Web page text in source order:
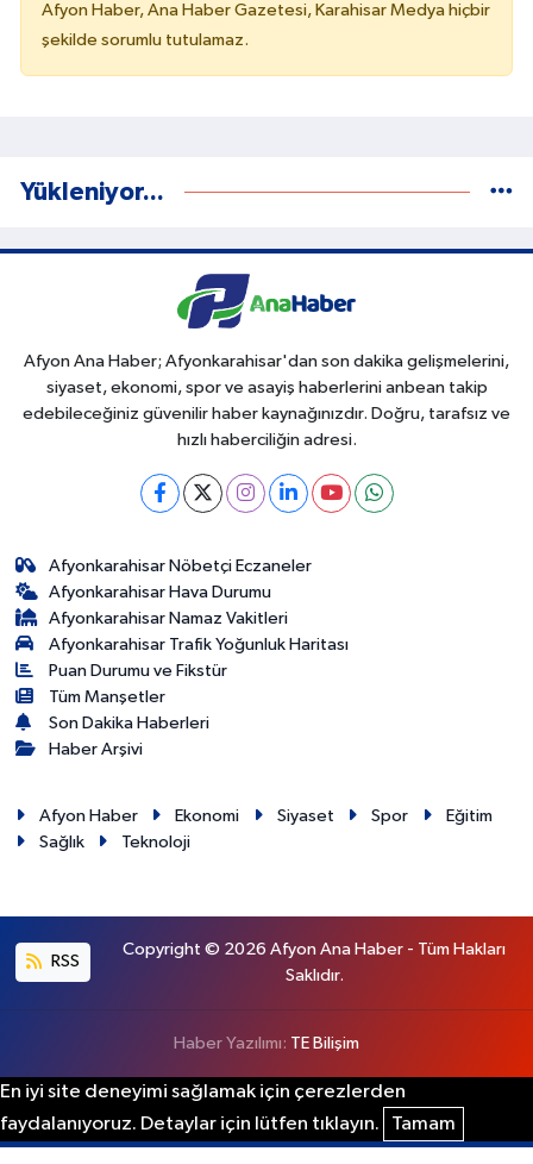
Afyon Haber, Ana Haber Gazetesi, Karahisar Medya hiçbir
şekilde sorumlu tutulamaz.
Yükleniyor...
Afyon Ana Haber; Afyonkarahisar'dan son dakika gelişmelerini,
siyaset, ekonomi, spor ve asayiş haberlerini anbean takip
edebileceğiniz güvenilir haber kaynağınızdır. Doğru, tarafsız ve
hızlı haberciliğin adresi.
Afyonkarahisar Nöbetçi Eczaneler
Afyonkarahisar Hava Durumu
Afyonkarahisar Namaz Vakitleri
Afyonkarahisar Trafik Yoğunluk Haritası
Puan Durumu ve Fikstür
Tüm Manşetler
Son Dakika Haberleri
Haber Arşivi
Afyon Haber Ekonomi Siyaset Spor
Eğitim
Sağlık
Teknoloji
RSS
Copyright © 2026 Afyon Ana Haber - Tüm Hakları
Saklıdır.
Haber Yazılımı: TE Bilişim
En iyi site deneyimi sağlamak için çerezlerden
faydalanıyoruz. Detaylar için lütfen tıklayın.
Tamam